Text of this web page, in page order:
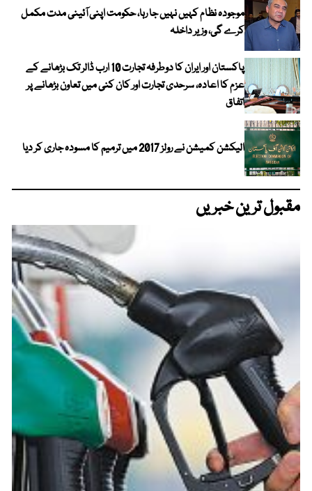
موجودہ نظام کہیں نہیں جا رہا، حکومت اپنی آئینی مدت مکمل
کرے گی، وزیر داخلہ
پاکستان اور ایران کا دوطرفہ تجارت 10 ارب ڈالر تک بڑھانے کے
عزم کا اعادہ، سرحدی تجارت اور کان کنی میں تعاون بڑھانے پر
اتفاق
الیکشن کمیشن نے رولز 2017 میں ترمیم کا مسودہ جاری کر دیا
مقبول ترین خبریں